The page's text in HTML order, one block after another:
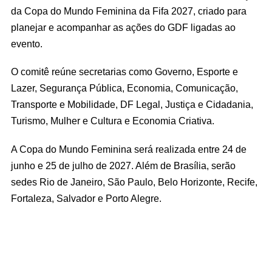
da Copa do Mundo Feminina da Fifa 2027, criado para
planejar e acompanhar as ações do GDF ligadas ao
evento.
O comitê reúne secretarias como Governo, Esporte e
Lazer, Segurança Pública, Economia, Comunicação,
Transporte e Mobilidade, DF Legal, Justiça e Cidadania,
Turismo, Mulher e Cultura e Economia Criativa.
A Copa do Mundo Feminina será realizada entre 24 de
junho e 25 de julho de 2027. Além de Brasília, serão
sedes Rio de Janeiro, São Paulo, Belo Horizonte, Recife,
Fortaleza, Salvador e Porto Alegre.